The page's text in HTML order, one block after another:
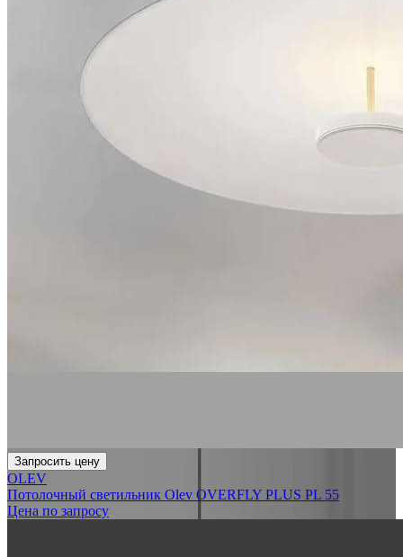
Запросить цену
OLEV
Потолочный светильник Olev OVERFLY PLUS PL 55
Цена по запросу